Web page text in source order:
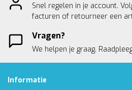
Snel regelen in je account.
facturen of retourneer een
Vragen?
We helpen je graag.
Informatie